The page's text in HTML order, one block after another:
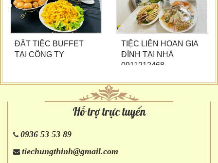
ĐẶT TIỆC BUFFET
TẠI CÔNG TY
TIỆC LIÊN HOAN GIA
ĐÌNH TẠI NHÀ
0911212468
Hỗ trợ trực tuyến
0936 53 53 89
tiechungthinh@gmail.com